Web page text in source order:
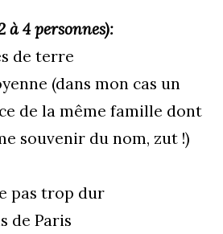
à 4 personnes):
de terre
(dans mon cas un
de la même famille dont
souvenir du nom, zut !)
pas trop dur
de Paris